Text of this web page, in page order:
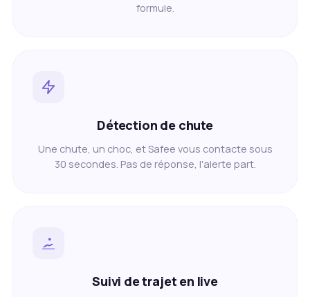
formule.
Détection de chute
Une chute, un choc, et Safee vous contacte sous
30 secondes. Pas de réponse, l'alerte part.
Suivi de trajet en live